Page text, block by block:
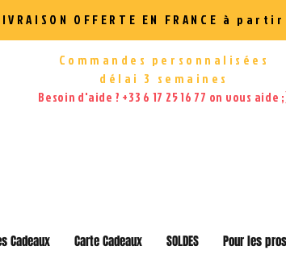
OFFERTE EN FRANCE à
Commandes personnalisées
délai 3 semaines
Besoin d'aide ? +33 6 17 25 16 77 on vous aide
Cadeaux Carte Cadeaux SOLDES Pour les pros